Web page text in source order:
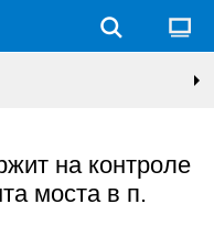
на контроле
моста в п.